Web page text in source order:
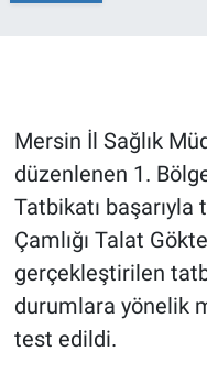
Mersin İl Sağlık
düzenlenen 1.
Tatbikatı başarıyla
Çamlığı Talat
gerçekleştirilen
durumlara yönelik
test edildi.